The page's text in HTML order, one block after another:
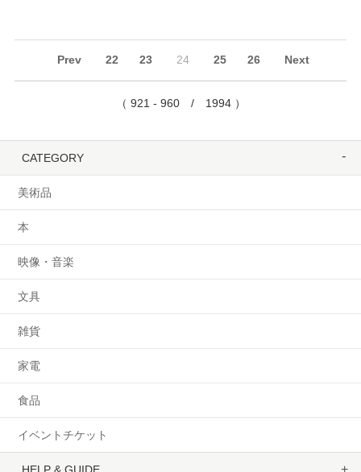
Prev 22 23 24 25 26 Next
（ 921 - 960 / 1994 ）
CATEGORY
美術品
本
映像・音楽
文具
雑貨
家電
食品
イベントチケット